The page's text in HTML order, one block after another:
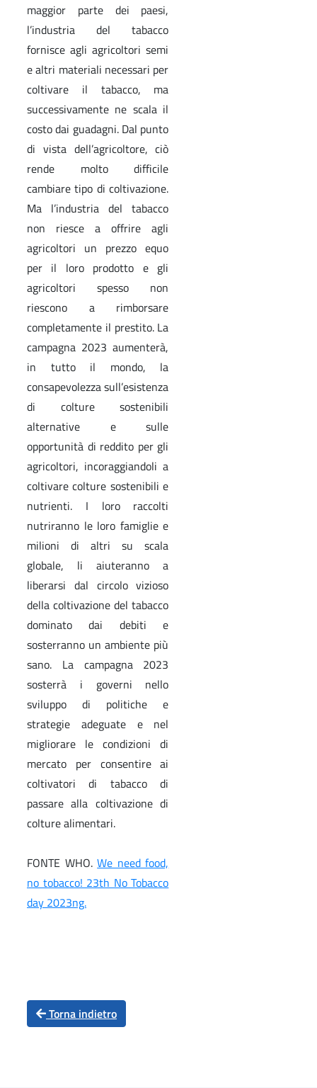
maggior parte dei paesi,
l’industria del tabacco
fornisce agli agricoltori semi
e altri materiali necessari per
coltivare il tabacco, ma
successivamente ne scala il
costo dai guadagni. Dal punto
di vista dell’agricoltore, ciò
rende molto difficile
cambiare tipo di coltivazione.
Ma l’industria del tabacco
non riesce a offrire agli
agricoltori un prezzo equo
per il loro prodotto e gli
agricoltori spesso non
riescono a rimborsare
completamente il prestito. La
campagna 2023 aumenterà,
in tutto il mondo, la
consapevolezza sull’esistenza
di colture sostenibili
alternative e sulle
opportunità di reddito per gli
agricoltori, incoraggiandoli a
coltivare colture sostenibili e
nutrienti. I loro raccolti
nutriranno le loro famiglie e
milioni di altri su scala
globale, li aiuteranno a
liberarsi dal circolo vizioso
della coltivazione del tabacco
dominato dai debiti e
sosterranno un ambiente più
sano. La campagna 2023
sosterrà i governi nello
sviluppo di politiche e
strategie adeguate e nel
migliorare le condizioni di
mercato per consentire ai
coltivatori di tabacco di
passare alla coltivazione di
colture alimentari.
FONTE WHO.We need food,
no tobacco! 23th No Tobacco
day 2023ng.
Torna indietro